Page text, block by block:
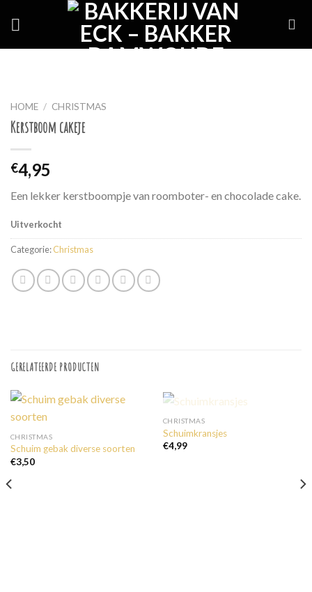
HOME / CHRISTMAS
Kerstboom cakeje
€4,95
Een lekker kerstboompje van roomboter- en chocolade cake.
Uitverkocht
Categorie:Christmas
GERELATEERDE PRODUCTEN
CHRISTMAS
Schuim gebak diverse soorten
€3,50
UITVERKOCHT
CHRISTMAS
Schuimkransjes
€4,99